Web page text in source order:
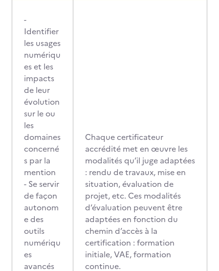
-
Identifier
les usages
numériqu
es et les
impacts
de leur
évolution
sur le ou
les
domaines
concerné
s par la
mention
- Se servir
de façon
autonom
e des
outils
numériqu
es
avancés
Chaque certificateur
accrédité met en œuvre les
modalités qu’il juge adaptées
: rendu de travaux, mise en
situation, évaluation de
projet, etc. Ces modalités
d’évaluation peuvent être
adaptées en fonction du
chemin d’accès à la
certification : formation
initiale, VAE, formation
continue.